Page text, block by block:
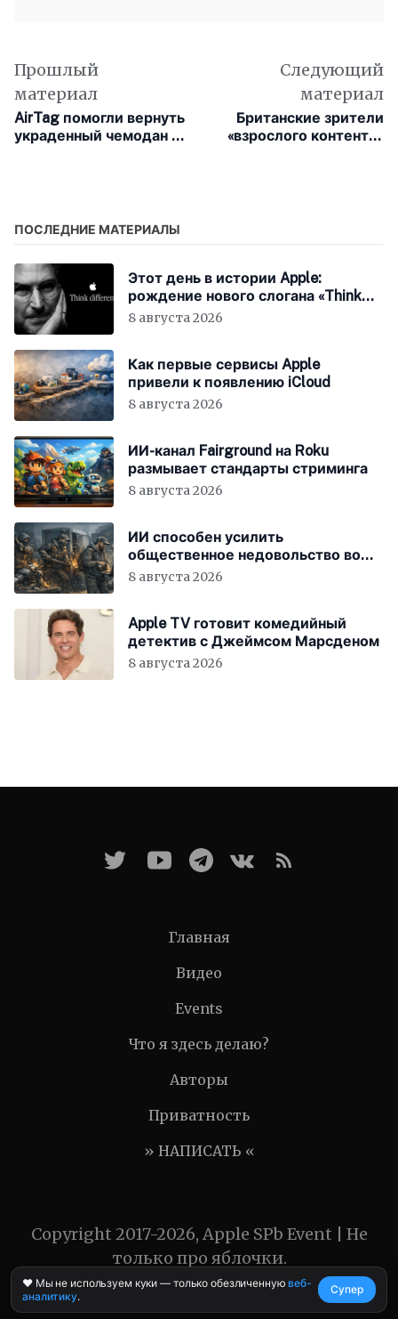
Прошлый
материал
AirTag помогли вернуть
украденный чемодан —
Следующий
материал
Британские зрители
«взрослого контента»
ПОСЛЕДНИЕ МАТЕРИАЛЫ
Этот день в истории Apple:
рождение нового слогана «Think
Different»
8 августа 2026
Как первые сервисы Apple
привели к появлению iCloud
8 августа 2026
ИИ-канал Fairground на Roku
размывает стандарты стриминга
8 августа 2026
ИИ способен усилить
общественное недовольство во
всём мире
8 августа 2026
Apple TV готовит комедийный
детектив с Джеймсом Марсденом
8 августа 2026
Главная
Видео
Events
Что я здесь делаю?
Авторы
Приватность
» НАПИСАТЬ «
Copyright 2017-2026, Apple SPb Event | Не
только про яблочки.
❤️ Мы не используем куки — только обезличеннуювеб-
аналитику.
Супер